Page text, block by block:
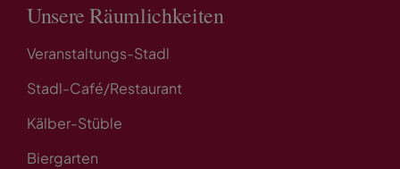
Unsere Räumlichkeiten
Veranstaltungs-Stadl
Stadl-Café/Restaurant
Kälber-Stüble
Biergarten